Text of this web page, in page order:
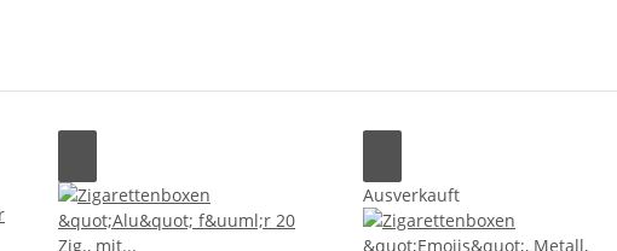
Ausverkauft